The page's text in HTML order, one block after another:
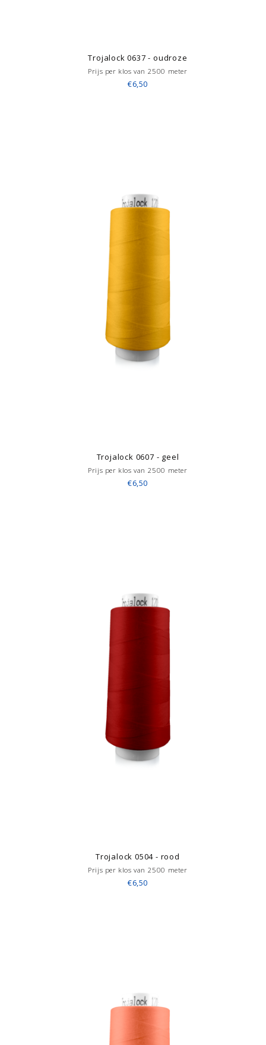
Trojalock 0637 - oudroze
Prijs per klos van 2500 meter
€6,50
Trojalock 0607 - geel
Prijs per klos van 2500 meter
€6,50
Trojalock 0504 - rood
Prijs per klos van 2500 meter
€6,50